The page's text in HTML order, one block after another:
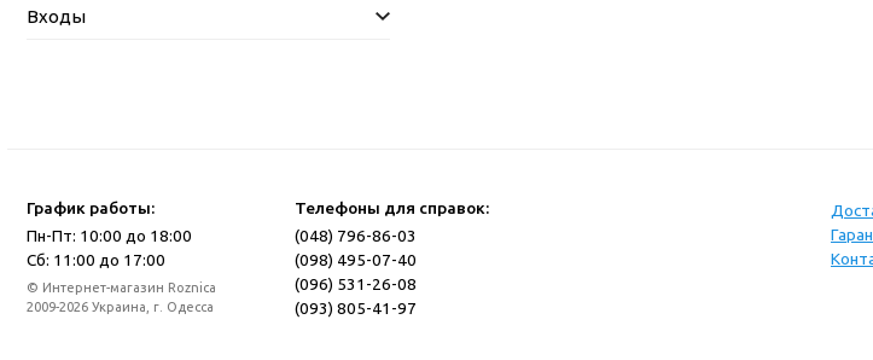
Входы
График работы:
Пн-Пт: 10:00 до 18:00
Сб: 11:00 до 17:00
© Интернет-магазин Roznica
2009-2026 Украина, г. Одесса
Телефоны для справок:
(048) 796-86-03
(098) 495-07-40
(096) 531-26-08
(093) 805-41-97